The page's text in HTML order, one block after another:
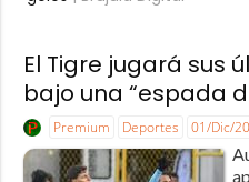
El Tigre jugará sus
bajo una “espada
Premium Deportes 01/Dic/